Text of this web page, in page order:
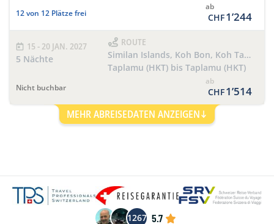
ab
CHF1’244
12 von 12 Plätze frei
15 - 20 JAN. 2027
5 Nächte
ROUTE
Similan Islands, Koh Bon, Koh Tachai, Richelieu Rock 5 Days/5 Nights
Taplamu (HKT) bis Taplamu (HKT)
ab
CHF1’514
Nicht buchbar
MEHR ABREISEDATEN ANZEIGEN
1267 5.7